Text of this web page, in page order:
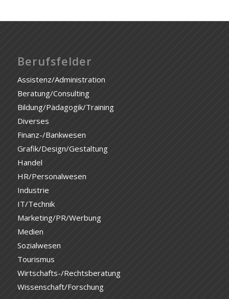
Berufsfelder
Assistenz/Administration
Beratung/Consulting
Bildung/Pädagogik/Training
Diverses
Finanz-/Bankwesen
Grafik/Design/Gestaltung
Handel
HR/Personalwesen
Industrie
IT/Technik
Marketing/PR/Werbung
Medien
Sozialwesen
Tourismus
Wirtschafts-/Rechtsberatung
Wissenschaft/Forschung